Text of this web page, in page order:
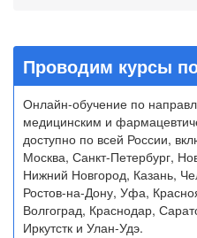
Проводим курсы
Онлайн-обучение по
медицинским и
доступно по всей России,
Москва, Санкт-Петербург,
Нижний Новгород, Казань,
Ростов-на-Дону, Уфа,
Волгоград, Краснодар,
Иркутстк и Улан-Удэ.